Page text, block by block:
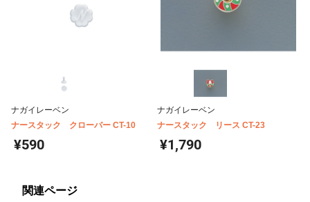
ナガイレーベン
ナースタック クローバー CT-10
¥590
ナガイレーベン
ナースタック リース CT-23
¥1,790
関連ページ